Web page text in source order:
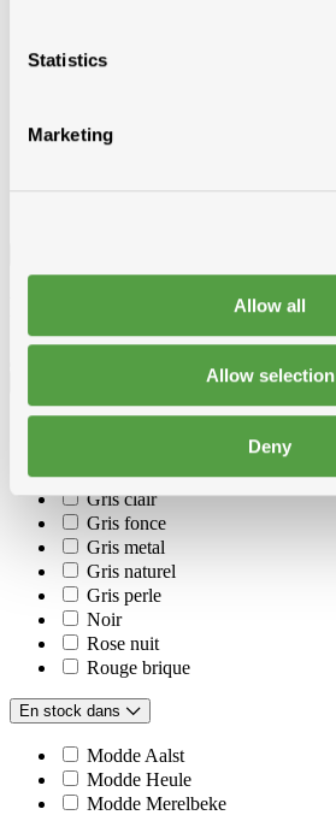
Statistics
Marketing
Allow all
Allow selection
Deny
Tuiles beton
Gris ardoise
Gris clair
Gris fonce
Gris metal
Gris naturel
Gris perle
Noir
Rose nuit
Rouge brique
En stock dans
Modde Aalst
Modde Heule
Modde Merelbeke